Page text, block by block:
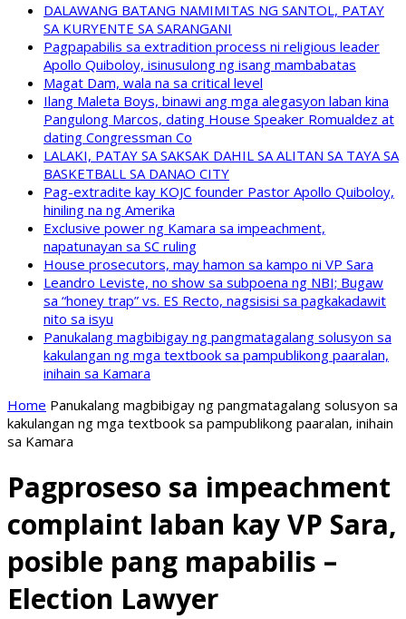
DALAWANG BATANG NAMIMITAS NG SANTOL, PATAY
SA KURYENTE SA SARANGANI
Pagpapabilis sa extradition process ni religious leader
Apollo Quiboloy, isinusulong ng isang mambabatas
Magat Dam, wala na sa critical level
Ilang Maleta Boys, binawi ang mga alegasyon laban kina
Pangulong Marcos, dating House Speaker Romualdez at
dating Congressman Co
LALAKI, PATAY SA SAKSAK DAHIL SA ALITAN SA TAYA SA
BASKETBALL SA DANAO CITY
Pag-extradite kay KOJC founder Pastor Apollo Quiboloy,
hiniling na ng Amerika
Exclusive power ng Kamara sa impeachment,
napatunayan sa SC ruling
House prosecutors, may hamon sa kampo ni VP Sara
Leandro Leviste, no show sa subpoena ng NBI; Bugaw
sa “honey trap” vs. ES Recto, nagsisisi sa pagkakadawit
nito sa isyu
Panukalang magbibigay ng pangmatagalang solusyon sa
kakulangan ng mga textbook sa pampublikong paaralan,
inihain sa Kamara
Home Panukalang magbibigay ng pangmatagalang solusyon sa
kakulangan ng mga textbook sa pampublikong paaralan, inihain
sa Kamara
Pagproseso sa impeachment
complaint laban kay VP Sara,
posible pang mapabilis –
Election Lawyer